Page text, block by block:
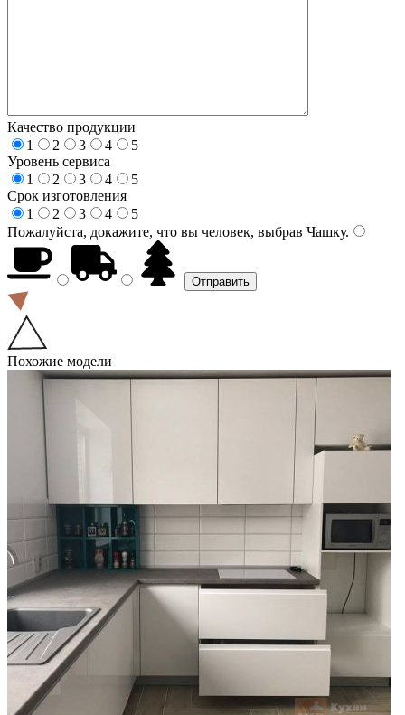
Качество продукции
1
2 3 4
5
Уровень сервиса
1
2 3 4
5
Срок изготовления
1
2 3 4
5
Пожалуйста, докажите, что вы человек, выбрав Чашку.
Похожие модели